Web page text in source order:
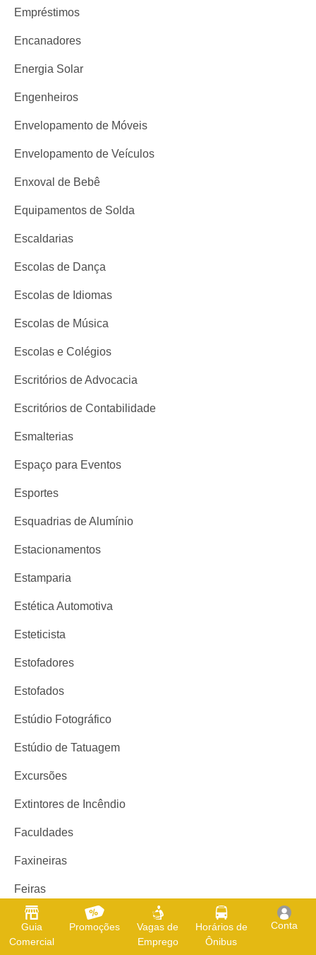
Guia
Comercial
Promoções
Vagas de
Emprego
Horários de
Ônibus
Conta
Empréstimos
Encanadores
Energia Solar
Engenheiros
Envelopamento de Móveis
Envelopamento de Veículos
Enxoval de Bebê
Equipamentos de Solda
Escaldarias
Escolas de Dança
Escolas de Idiomas
Escolas de Música
Escolas e Colégios
Escritórios de Advocacia
Escritórios de Contabilidade
Esmalterias
Espaço para Eventos
Esportes
Esquadrias de Alumínio
Estacionamentos
Estamparia
Estética Automotiva
Esteticista
Estofadores
Estofados
Estúdio Fotográfico
Estúdio de Tatuagem
Excursões
Extintores de Incêndio
Faculdades
Faxineiras
Feiras
Ferragens
Ferro Velho